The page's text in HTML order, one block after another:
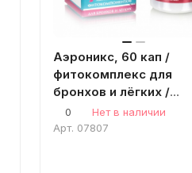
Аэроникс, 60 кап /
фитокомплекс для
бронхов и лёгких /
AERONIX /
противовирусное / при
0
Нет в наличии
Арт. 07807